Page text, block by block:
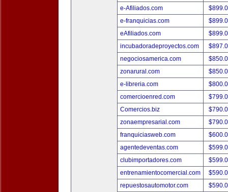
e-Afiliados.com
e-franquicias.com
eAfiliados.com
incubadoradeproyectos.com
negociosamerica.com
zonarural.com
e-libreria.com
comercioenred.com
Comercios.biz
zonaempresarial.com
franquiciasweb.com
agentedeventas.com
clubimportadores.com
entrenamientocomercial.com
repuestosautomotor.com